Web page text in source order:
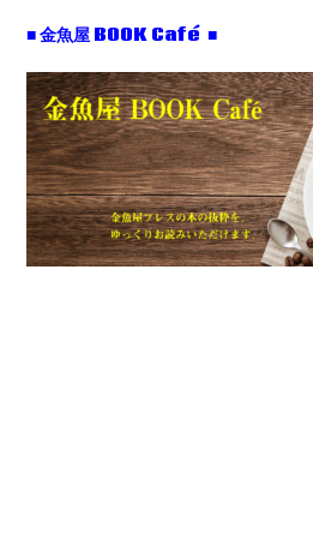
■ 金魚屋 BOOK Café ■